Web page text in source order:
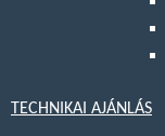
TECHNIKAI AJÁNLÁS